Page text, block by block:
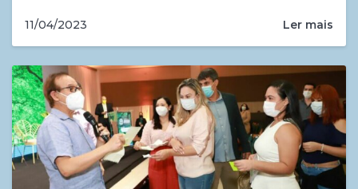
11/04/2023 Ler mais